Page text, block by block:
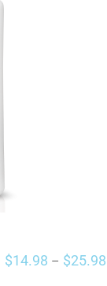
$14.98 – $25.98